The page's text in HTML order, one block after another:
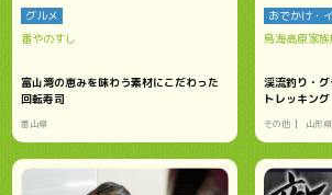
グルメ
番やのすし
富山湾の恵みを味わう素材にこだわった
回転寿司
富山県
おでかけ・
鳥海高原家
渓流釣り・グ
トレッキン
その他 山形県